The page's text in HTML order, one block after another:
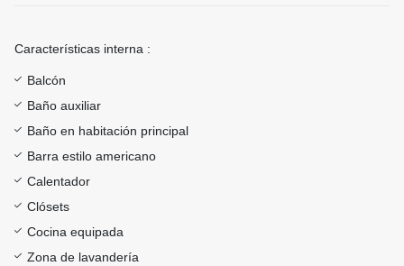
Características interna :
Balcón
Baño auxiliar
Baño en habitación principal
Barra estilo americano
Calentador
Clósets
Cocina equipada
Zona de lavandería